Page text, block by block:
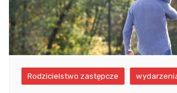
Rodzicielstwo zastępcze